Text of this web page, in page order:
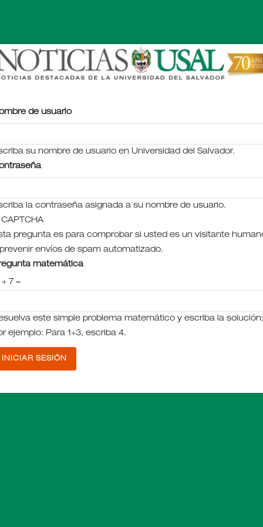
de usuario
su nombre de usuario en Universidad del Salvador.
la contraseña asignada a su nombre de usuario.
CAPTCHA
pregunta es para comprobar si usted es un visitante
envíos de spam automatizado.
matemática
+ 7 =
este simple problema matemático y escriba la
ejemplo: Para 1+3, escriba 4.